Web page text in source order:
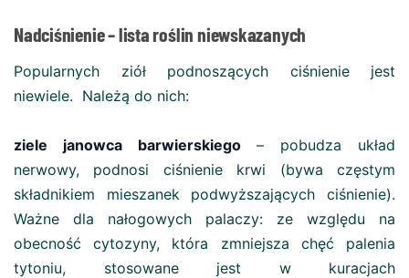
Nadciśnienie – lista roślin niewskazanych
Popularnych ziół podnoszących ciśnienie jest
niewiele. Należą do nich:
ziele janowca barwierskiego– pobudza układ
nerwowy, podnosi ciśnienie krwi (bywa częstym
składnikiem mieszanek podwyższających ciśnienie).
Ważne dla nałogowych palaczy: ze względu na
obecność cytozyny, która zmniejsza chęć palenia
tytoniu, stosowane jest w kuracjach